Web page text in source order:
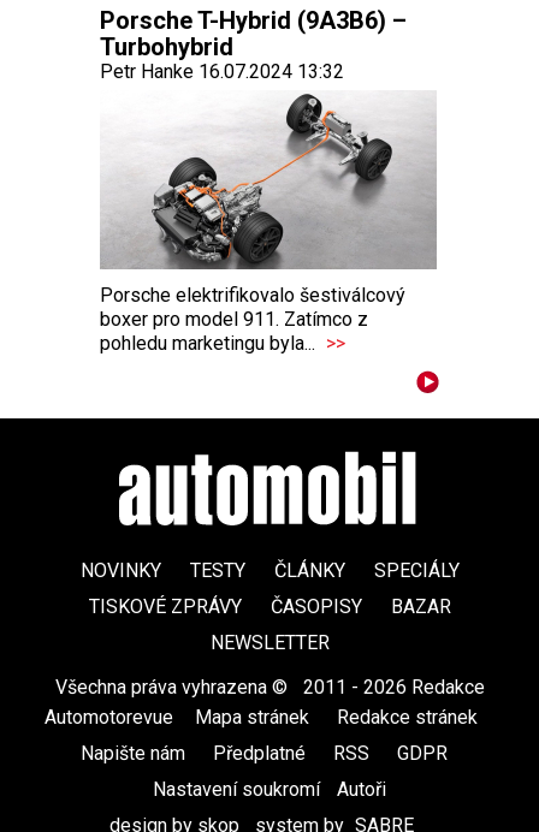
Porsche T-Hybrid (9A3B6) –
Turbohybrid
Petr Hanke 16.07.2024 13:32
Porsche elektrifikovalo šestiválcový
boxer pro model 911. Zatímco z
pohledu marketingu byla... >>
NOVINKY TESTY ČLÁNKY
SPECIÁLY
TISKOVÉ ZPRÁVY
ČASOPISY
BAZAR
NEWSLETTER
Všechna práva vyhrazena ©
2011 - 2026 Redakce
Automotorevue
Mapa stránek Redakce stránek
Napište nám
Předplatné RSS GDPR
Nastavení soukromí
Autoři
design by skop
system by SABRE